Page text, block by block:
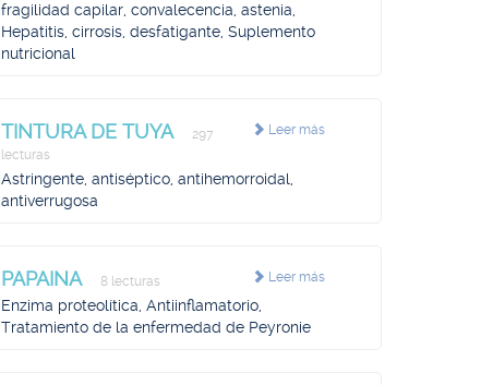
fragilidad capilar, convalecencia, astenia,
Hepatitis, cirrosis, desfatigante, Suplemento
nutricional
Leer más
TINTURA DE TUYA
297
lecturas
Astringente, antiséptico, antihemorroidal,
antiverrugosa
Leer más
PAPAINA 8 lecturas
Enzima proteolítica, Antiinflamatorio,
Tratamiento de la enfermedad de Peyronie